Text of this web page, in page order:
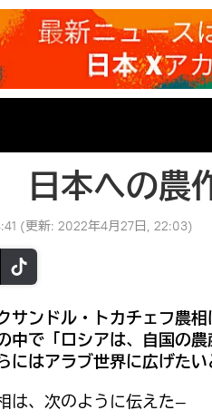
日本への農
(更新: 2022年4月27日, 22:03)
サンドル・トカチェフ農
中で「ロシアは、自国の
にはアラブ世界に広げたい
は、次のように伝えた―